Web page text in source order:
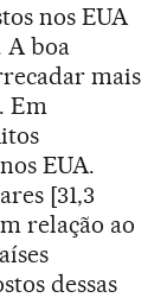
nos EUA
A boa
mais
Em
EUA.
[31,3
relação ao
dessas